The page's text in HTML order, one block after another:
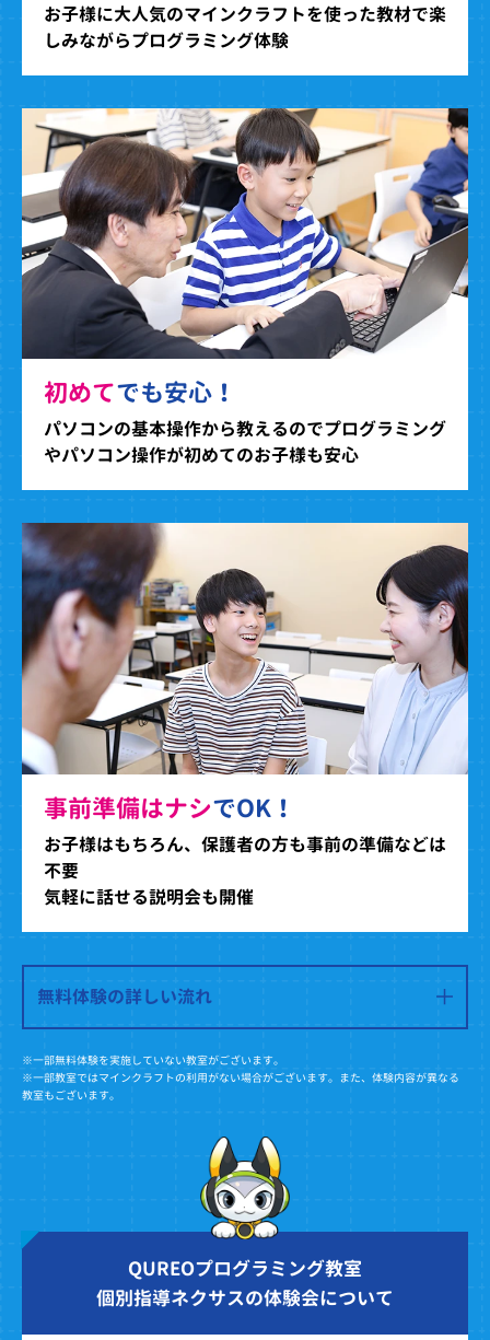
お子様に大人気のマインクラフトを使った教材で楽
しみながらプログラミング体験
初めてでも安心！
パソコンの基本操作から教えるのでプログラミング
やパソコン操作が初めてのお子様も安心
事前準備はナシでOK！
お子様はもちろん、保護者の方も事前の準備などは
不要
気軽に話せる説明会も開催
無料体験の詳しい流れ
※一部無料体験を実施していない教室がございます。
※一部教室ではマインクラフトの利用がない場合がございます。また、体験内容が異なる
教室もございます。
QUREOプログラミング教室
個別指導ネクサスの体験会について